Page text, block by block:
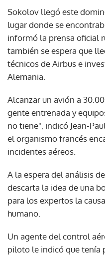
Sokolov llegó este
lugar donde se
informó la prensa oficial
también se espera que
técnicos de Airbus e
Alemania.
Alcanzar un avión a
gente entrenada y
no tiene", indicó Jean-
el organismo francés
incidentes aéreos.
A la espera del análisis
descarta la idea de una
para los expertos la
humano.
Un agente del control
piloto le indicó que tenía